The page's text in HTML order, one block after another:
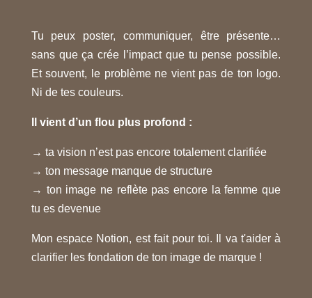
Tu peux poster, communiquer, être présente…
sans que ça crée l’impact que tu pense possible.
Et souvent, le problème ne vient pas de ton logo.
Ni de tes couleurs.
Il vient d’un flou plus profond :
→ ta vision n’est pas encore totalement clarifiée
→ ton message manque de structure
→ ton image ne reflète pas encore la femme que
tu es devenue
Mon espace Notion, est fait pour toi. Il va t'aider à
clarifier les fondation de ton image de marque !